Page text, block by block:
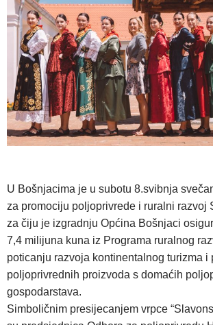
U Bošnjacima je u subotu 8.svibnja
za promociju poljoprivrede i ruralni razvoj
za čiju je izgradnju Općina Bošnjaci
7,4 milijuna kuna iz Programa ruralnog
poticanju razvoja kontinentalnog turizma i
poljoprivrednih proizvoda s domaćih
gospodarstava.
Simboličnim presijecanjem vrpce